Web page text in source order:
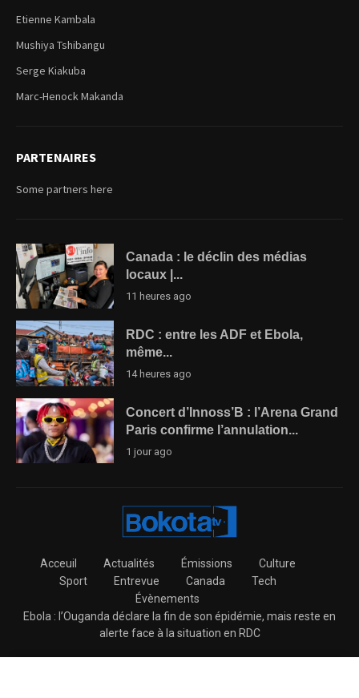
Etienne Kambala
Mushiya Tshibangu
Serge Kiakuba
Marc-Henock Makanda
PARTENAIRES
Some partners here
Canada : le déclin des médias
locaux |...
11 heures ago
RDC : entre les ADF et Ebola,
même...
14 heures ago
Concert d’Innoss’B : l’Arena Grand
Paris confirme l’annulation...
1 jour ago
Acceuil Actualités Émissions
Culture
Sport
Entrevue Canada
Tech
Évènements
Ebola : l’Ouganda déclare la fin de son épidémie, mais reste en
alerte face à la situation en RDC